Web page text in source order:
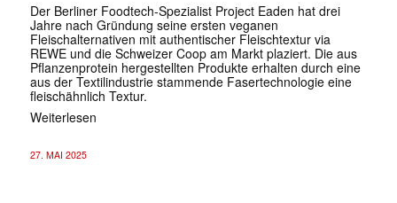
Der Berliner Foodtech-Spezialist Project Eaden hat drei
Jahre nach Gründung seine ersten veganen
Fleischalternativen mit authentischer Fleischtextur via
REWE und die Schweizer Coop am Markt plaziert. Die aus
Pflanzenprotein hergestellten Produkte erhalten durch eine
aus der Textilindustrie stammende Fasertechnologie eine
fleischähnlich Textur.
Weiterlesen
27. MAI 2025